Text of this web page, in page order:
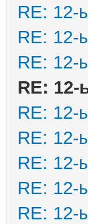
RE:
RE:
RE:
RE:
RE:
RE:
RE:
RE:
RE: